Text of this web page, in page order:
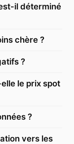
il déterminé
chère ?
?
le prix spot
?
vers les